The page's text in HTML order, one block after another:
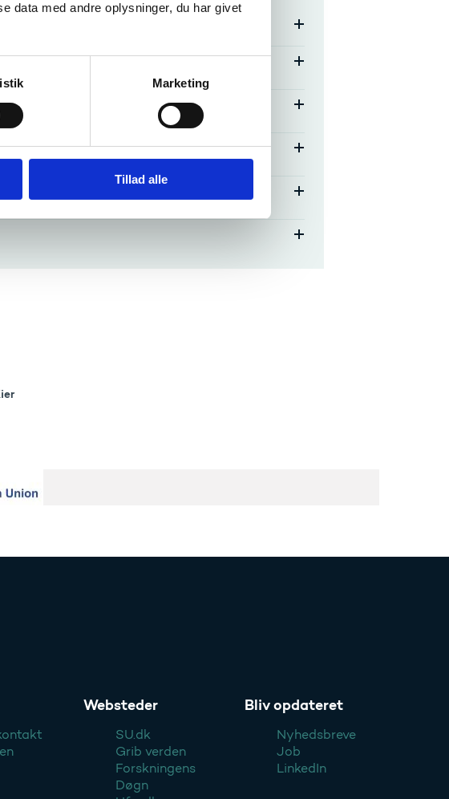
data med andre oplysninger, du har givet
Marketing
Tillad alle
Websteder
SU.dk
Grib verden
Forskningens
Døgn
Bliv opdateret
Nyhedsbreve
Job
LinkedIn